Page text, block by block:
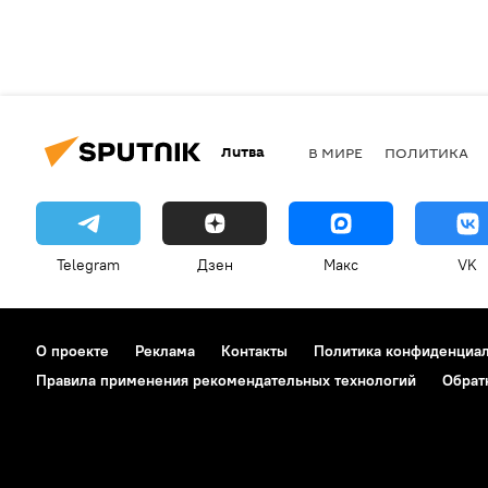
Литва В МИРЕ ПОЛИТИКА
Telegram Дзен Макс VK
О проекте Реклама Контакты Политика
Правила применения рекомендательных технологий